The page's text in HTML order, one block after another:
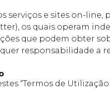
serviços e sites on-
os quais operam
que podem obter
responsabilidade a
“Termos de